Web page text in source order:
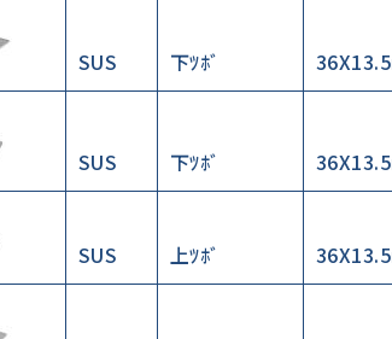
SUS 下ﾂﾎﾞ
SUS 下ﾂﾎﾞ
SUS 上ﾂﾎﾞ